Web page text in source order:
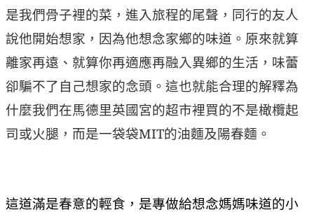
是我們骨子裡的菜，進入旅程的尾聲，同行的友人
說他開始想家，因為他想念家鄉的味道。原來就算
離家再遠、就算你再適應再融入異鄉的生活，味蕾
卻騙不了自己想家的念頭。這也就能合理的解釋為
什麼我們在馬德里英國宮的超市裡買的不是橄欖起
司或火腿，而是一袋袋MIT的油麵及陽春麵。
這道滿是春意的輕食，是專做給想念媽媽味道的小